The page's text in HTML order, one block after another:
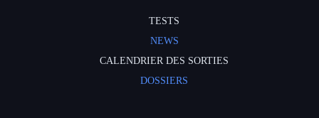
TESTS
NEWS
CALENDRIER DES SORTIES
DOSSIERS